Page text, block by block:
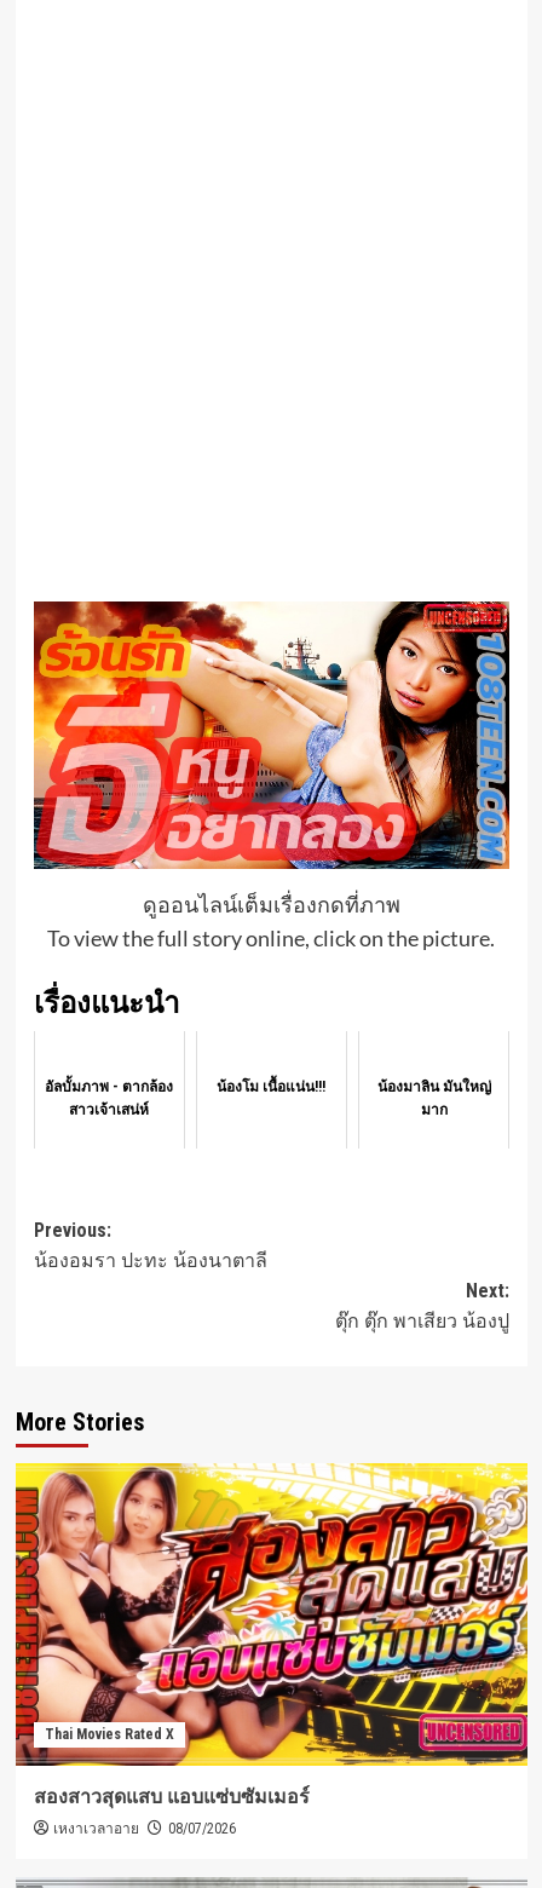
ดูออนไลน์เต็มเรื่องกดที่ภาพ
To view the full story online, click on the picture.
เรื่องแนะนำ
อัลบั้มภาพ - ตากล้อง
สาวเจ้าเสน่ห์
น้องโม เนื้อแน่น!!!
น้องมาลิน มันใหญ่
มาก
Post
navigation
Previous:
น้องอมรา ปะทะ น้องนาตาลี
Next:
ตุ๊ก ตุ๊ก พาเสียว น้องปู
More Stories
Thai Movies Rated X
สองสาวสุดแสบ แอบแซ่บซัมเมอร์
เหงาเวลาอาย 08/07/2026